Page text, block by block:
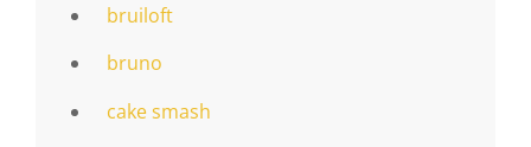
bruiloft
bruno
cake smash